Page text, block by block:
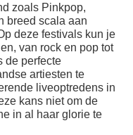
zoals Pinkpop,
breed scala aan
deze festivals kun je
van rock en pop tot
de perfecte
artiesten te
liveoptredens in
kans niet om de
in al haar glorie te